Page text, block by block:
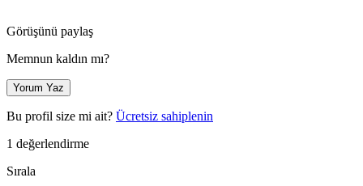
Görüşünü paylaş
Memnun kaldın mı?
Yorum Yaz
Bu profil size mi ait? Ücretsiz sahiplenin
1 değerlendirme
Sırala